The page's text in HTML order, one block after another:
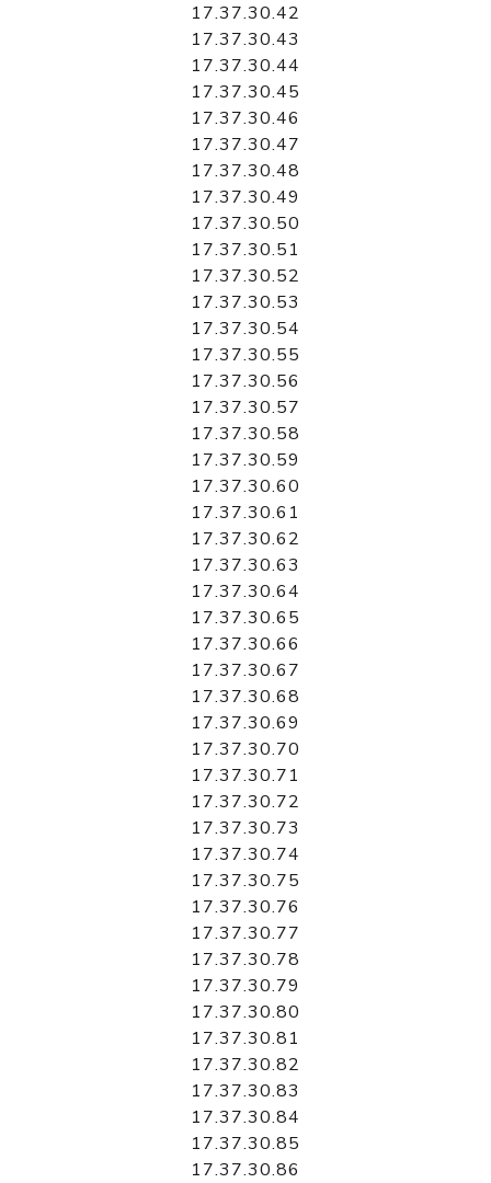
17.37.30.42
17.37.30.43
17.37.30.44
17.37.30.45
17.37.30.46
17.37.30.47
17.37.30.48
17.37.30.49
17.37.30.50
17.37.30.51
17.37.30.52
17.37.30.53
17.37.30.54
17.37.30.55
17.37.30.56
17.37.30.57
17.37.30.58
17.37.30.59
17.37.30.60
17.37.30.61
17.37.30.62
17.37.30.63
17.37.30.64
17.37.30.65
17.37.30.66
17.37.30.67
17.37.30.68
17.37.30.69
17.37.30.70
17.37.30.71
17.37.30.72
17.37.30.73
17.37.30.74
17.37.30.75
17.37.30.76
17.37.30.77
17.37.30.78
17.37.30.79
17.37.30.80
17.37.30.81
17.37.30.82
17.37.30.83
17.37.30.84
17.37.30.85
17.37.30.86